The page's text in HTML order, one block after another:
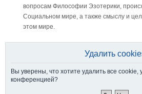
вопросам Философии Эзотерики,
Социальном мире, а также смыслу и
этом мире.
Удалить
Вы уверены, что хотите удалить все
конференцией?